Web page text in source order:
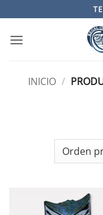
al
contenido
INICIO /